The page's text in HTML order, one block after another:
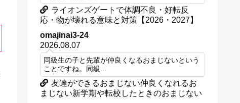
ライオンズゲートで体調不良・好転反
応・物が壊れる意味と対策【2026・2027】
omajinai3-24
2026.08.07
同級生の子と先輩が仲良くなるおまじないという
ことですね。同級...
友達ができるおまじない仲良くなれるお
まじない新学期や転校したときのおまじない